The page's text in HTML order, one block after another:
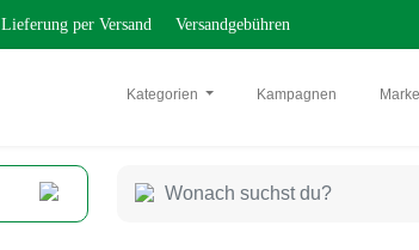
Lieferung per Versand Versandgebühren
Kategorien Kampagnen